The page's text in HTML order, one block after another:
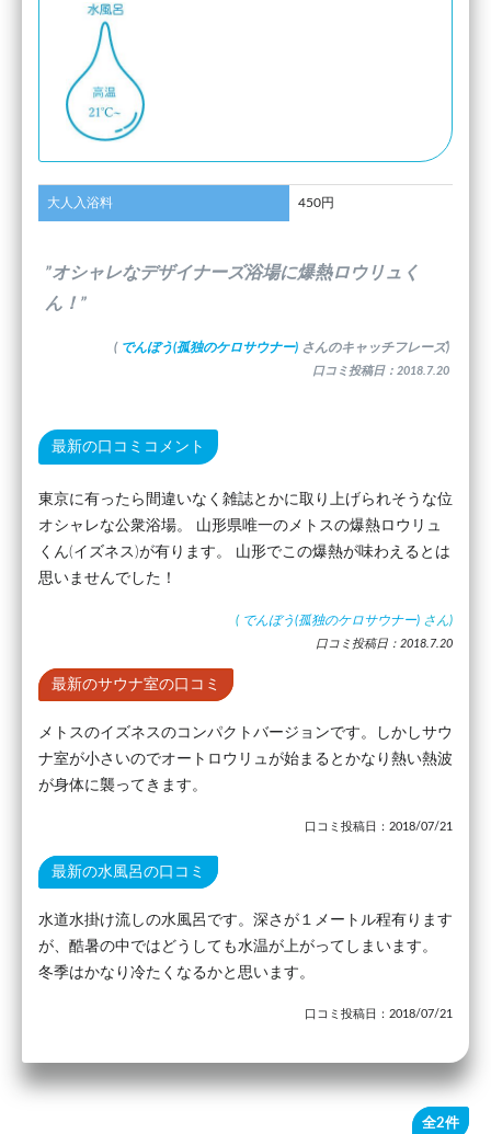
大人入浴料 450円
”オシャレなデザイナーズ浴場に爆熱ロウリュく
ん！”
( でんぼう(孤独のケロサウナー) さんのキャッチフレーズ)
口コミ投稿日：2018.7.20
最新の口コミコメント
東京に有ったら間違いなく雑誌とかに取り上げられそうな位
オシャレな公衆浴場。 山形県唯一のメトスの爆熱ロウリュ
くん(イズネス)が有ります。 山形でこの爆熱が味わえるとは
思いませんでした！
( でんぼう(孤独のケロサウナー) さん)
口コミ投稿日：2018.7.20
最新のサウナ室の口コミ
メトスのイズネスのコンパクトバージョンです。しかしサウ
ナ室が小さいのでオートロウリュが始まるとかなり熱い熱波
が身体に襲ってきます。
口コミ投稿日：2018/07/21
最新の水風呂の口コミ
水道水掛け流しの水風呂です。深さが１メートル程有ります
が、酷暑の中ではどうしても水温が上がってしまいます。
冬季はかなり冷たくなるかと思います。
口コミ投稿日：2018/07/21
全2件